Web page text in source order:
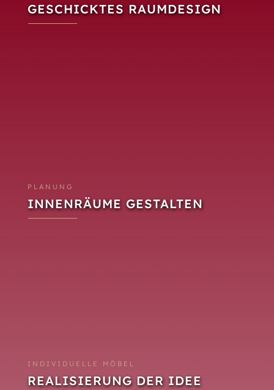
GESCHICKTES RAUMDESIGN
PLANUNG
INNENRÄUME GESTALTEN
INDIVIDUELLE MÖBEL
REALISIERUNG DER IDEE